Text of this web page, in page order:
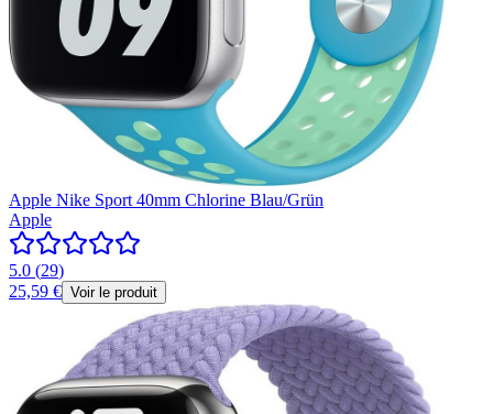
Apple Nike Sport 40mm Chlorine Blau/Grün
Apple
5.0 (29)
25,59 € Voir le produit